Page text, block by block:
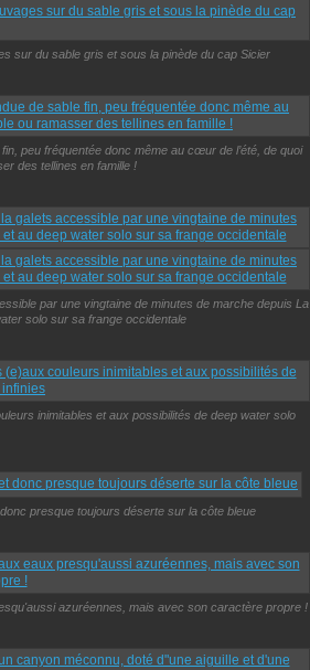
sur du sable gris et sous la pinède du cap Sicier
peu fréquentée donc même au cœur de l’été, de quoi
des tellines en famille !
par une vingtaine de minutes de marche depuis La
solo sur sa frange occidentale
inimitables et aux possibilités de deep water solo
presque toujours déserte sur la côte bleue
azuréennes, mais avec son caractère propre !